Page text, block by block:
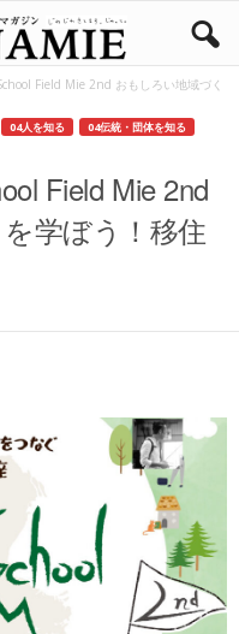
Field Mie 2nd おもしろい地域づく
04人を知る
04伝統・団体を知る
Field Mie 2nd
学ぼう！移住